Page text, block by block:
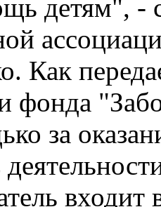
детям", -
Как
фонда
за
входит